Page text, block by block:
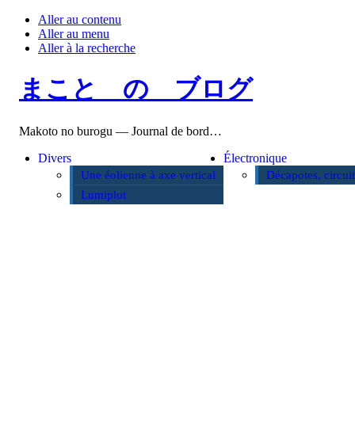
Aller au contenu
Aller au menu
Aller à la recherche
まこと の ブログ
Makoto no burogu — Journal de bord…
Divers
Une éolienne à axe vertical
Lumiplot
Électronique
Décapotes,